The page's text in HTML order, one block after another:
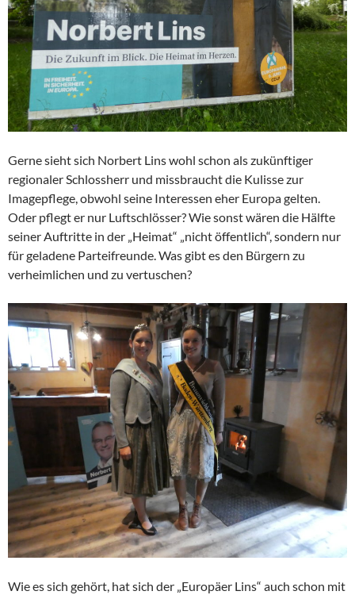
Gerne sieht sich Norbert Lins wohl schon als zukünftiger
regionaler Schlossherr und missbraucht die Kulisse zur
Imagepflege, obwohl seine Interessen eher Europa gelten.
Oder pflegt er nur Luftschlösser? Wie sonst wären die Hälfte
seiner Auftritte in der „Heimat“ „nicht öffentlich“, sondern nur
für geladene Parteifreunde. Was gibt es den Bürgern zu
verheimlichen und zu vertuschen?
Wie es sich gehört, hat sich der „Europäer Lins“ auch schon mit